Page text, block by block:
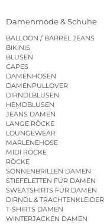
Damenmode & Schuhe
BALLOON / BARREL JEANS
BIKINIS
BLUSEN
CAPES
DAMENHOSEN
DAMENPULLOVER
DIRNDLBLUSEN
HEMDBLUSEN
JEANS DAMEN
LANGE RÖCKE
LOUNGEWEAR
MARLENEHOSE
MIDI RÖCKE
RÖCKE
SONNENBRILLEN DAMEN
STIEFELETTEN FÜR DAMEN
SWEATSHIRTS FÜR DAMEN
DIRNDL & TRACHTENKLEIDER
T-SHIRTS DAMEN
WINTERJACKEN DAMEN